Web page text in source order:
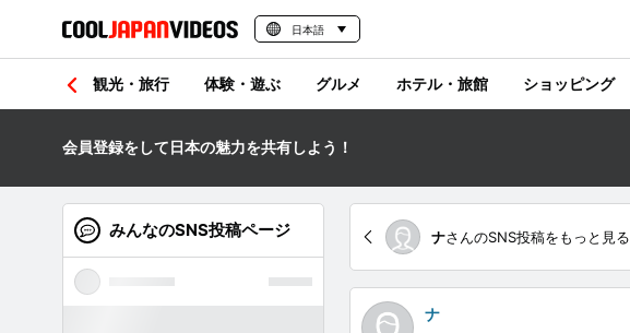
日本語
観光・旅行 体験・遊ぶ グルメ ホテル・旅館 ショッピング
会員登録をして日本の魅力を共有しよう！
ナさんのSNS投稿をもっと見る
ナ
みんなのSNS投稿ページ